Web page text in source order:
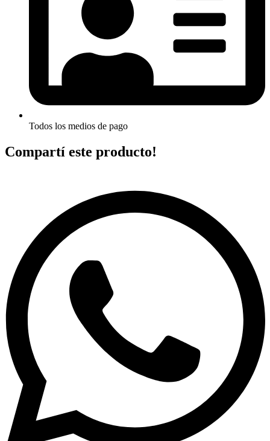
Todos los medios de pago
Compartí este producto!